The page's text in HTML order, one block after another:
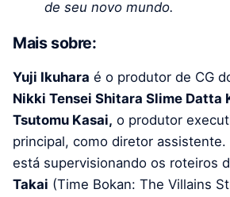
de seu novo mundo.
Mais sobre:
Yuji Ikuhara é o produtor de CG
Nikki Tensei Shitara Slime Datta
Tsutomu Kasai, o produtor
principal, como diretor assistente.
está supervisionando os roteiros
Takai (Time Bokan: The Villains